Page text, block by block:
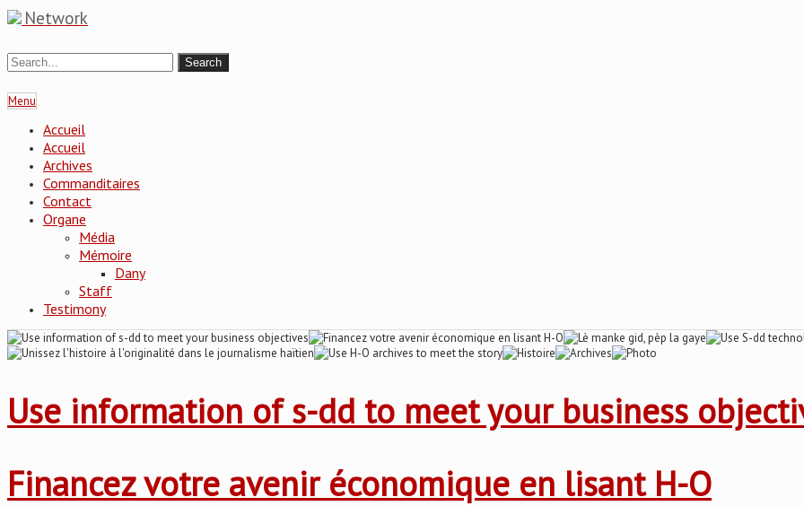
Network
Menu
Accueil
Accueil
Archives
Commanditaires
Contact
Organe
Média
Mémoire
Dany
Staff
Testimony
Use information of s-dd to meet your business
Financez votre avenir économique en lisant H-O